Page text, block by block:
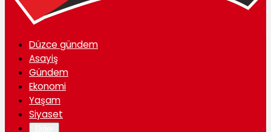
Düzce gündem
Asayiş
Gündem
Ekonomi
Yaşam
Siyaset